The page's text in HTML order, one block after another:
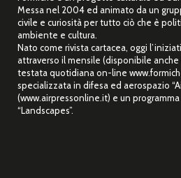
Messa nel 2004 ed animato da un
civile e curiosità per tutto ciò che è
ambiente e cultura.
Nato come rivista cartacea, oggi
attraverso il mensile (disponibile
testata quotidiana on-line
specializzata in difesa ed aerospazio
(www.airpressonline.it) e un
“Landscapes”.